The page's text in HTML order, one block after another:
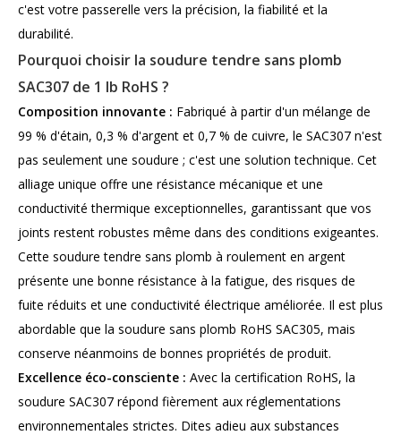
c'est votre passerelle vers la précision, la fiabilité et la
durabilité.
Pourquoi choisir la soudure tendre sans plomb
SAC307 de 1 lb RoHS ?
Composition innovante : Fabriqué à partir d'un mélange de
99 % d'étain, 0,3 % d'argent et 0,7 % de cuivre, le SAC307 n'est
pas seulement une soudure ; c'est une solution technique. Cet
alliage unique offre une résistance mécanique et une
conductivité thermique exceptionnelles, garantissant que vos
joints restent robustes même dans des conditions exigeantes.
Cette soudure tendre sans plomb à roulement en argent
présente une bonne résistance à la fatigue, des risques de
fuite réduits et une conductivité électrique améliorée. Il est plus
abordable que la soudure sans plomb RoHS SAC305, mais
conserve néanmoins de bonnes propriétés de produit.
Excellence éco-consciente : Avec la certification RoHS, la
soudure SAC307 répond fièrement aux réglementations
environnementales strictes. Dites adieu aux substances